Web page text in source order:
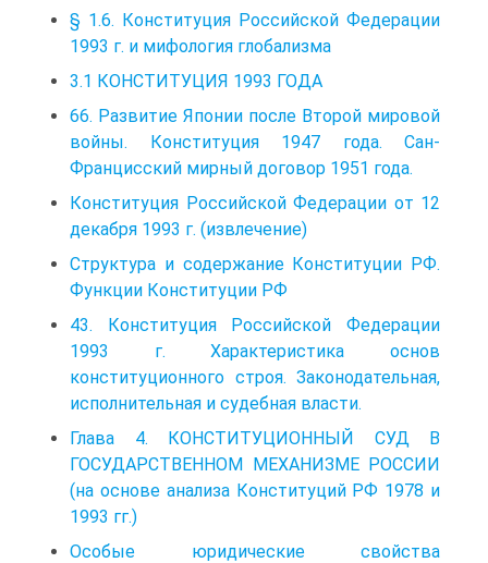
§ 1.6. Конституция Российской Федерации
1993 г. и мифология глобализма
3.1 КОНСТИТУЦИЯ 1993 ГОДА
66. Развитие Японии после Второй мировой
войны. Конституция 1947 года. Сан-
Францисский мирный договор 1951 года.
Конституция Российской Федерации от 12
декабря 1993 г. (извлечение)
Структура и содержание Конституции РФ.
Функции Конституции РФ
43. Конституция Российской Федерации
1993 г. Характеристика основ
конституционного строя. Законодательная,
исполнительная и судебная власти.
Глава 4. КОНСТИТУЦИОННЫЙ СУД В
ГОСУДАРСТВЕННОМ МЕХАНИЗМЕ РОССИИ
(на основе анализа Конституций РФ 1978 и
1993 гг.)
Особые юридические свойства